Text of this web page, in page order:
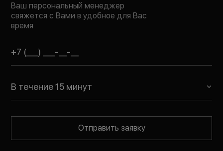
Ваш персональный менеджер
свяжется с Вами в удобное для Вас
время
В течение 15 минут
Отправить заявку